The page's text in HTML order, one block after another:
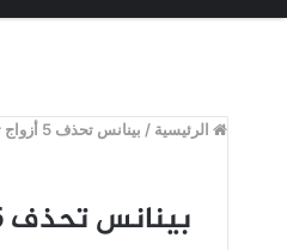
الرئيسية / بينانس تحذف 5 أزواج تداول بيتكوين بين عشية وضحاها: التفاصيل
بينانس تحذف 5 أزواج تداول بيتكوين بين عشية وضحاها: التفاصيل